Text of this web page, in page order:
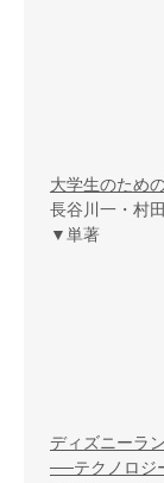
大学生のため
長谷川一・村
▼単著
ディズニーラ
──テクノロジ